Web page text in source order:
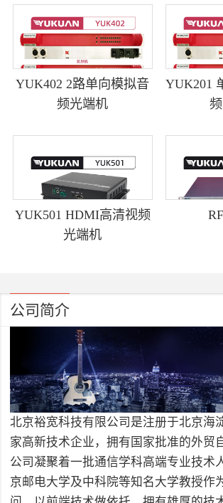
YUK402 2路单向模拟音
频光端机
YUK201
YUK501 HDMI高清视频
光端机
公司简介
北京裕宽科技有限公司是注册于北京海
家高新技术企业，拥有国家批准的外贸
公司凝聚着一批通信学科高端专业技术
京邮电大学及中科院等知名大学教授作